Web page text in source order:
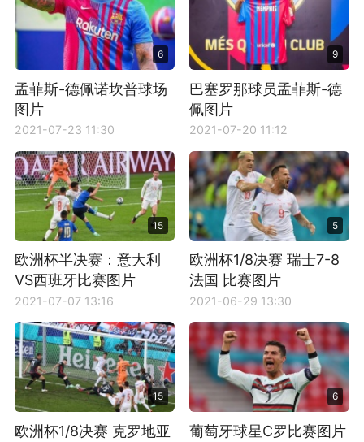
6
孟菲斯-德佩诺坎普球场
图片
2021-07-23 11:30
9
巴塞罗那球员孟菲斯-德
佩图片
2021-07-20 11:12
15
欧洲杯半决赛：意大利
VS西班牙比赛图片
2021-07-07 13:16
5
欧洲杯1/8决赛 瑞士7-8
法国 比赛图片
2021-06-29 13:30
15
欧洲杯1/8决赛 克罗地亚
6
葡萄牙球星C罗比赛图片